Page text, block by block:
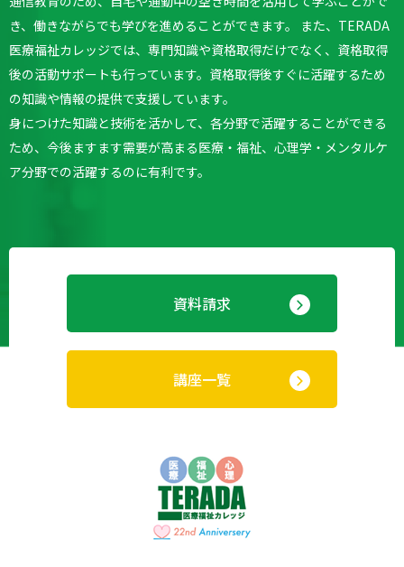
き、働きながらでも学びを進めることができます。
また、TERADA
医療福祉カレッジでは、専門知識や資格取得だけでなく、資格取得
後の活動サポートも行っています。 資格取得後すぐに活躍するため
の知識や情報の提供で支援しています。
身につけた知識と技術を活かして、各分野で活躍することができる
ため、今後ますます需要が高まる医療・福祉、心理学・メンタルケ
ア分野での活躍するのに有利です。
資料請求
講座一覧